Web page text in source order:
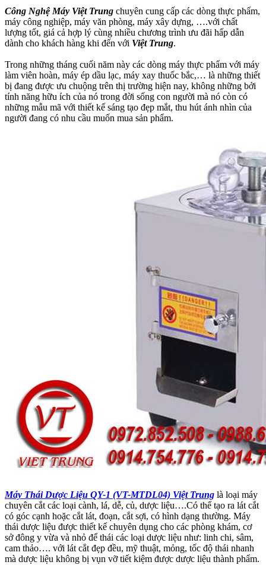
Công Nghệ Máy Việt Trung chuyên cung cấp các dòng thực phẩm,
máy công nghiệp, máy văn phòng, máy xây dựng, ….với chất
lượng tốt, giá cả hợp lý cùng nhiều chương trình ưu đãi hấp dẫn
dành cho khách hàng khi đến với Việt Trung.
Trong những tháng cuối năm này các dòng máy thực phẩm với máy
làm viên hoàn, máy ép dầu lạc, máy xay thuốc bắc,… là những thiết
bị đang được ưu chuộng trên thị trường hiện nay, không những bởi
tính năng hữu ích của nó trong đời sống con người mà nó còn có
những mẫu mã với thiết kế sáng tạo đẹp mắt, thu hút ánh nhìn của
người đang có nhu cầu muốn mua sản phẩm.
Máy Thái Dược Liệu QY-1 (VT-MTDL04) Việt Trung là loại máy
chuyên cắt các loại cành, lá, dễ, củ, dược liệu….Có thể tạo ra lát cắt
có góc cạnh hoặc cắt lát, đoạn, cắt sợi, có hình dạng thường. Máy
thái dược liệu được thiết kế chuyên dụng cho các phòng khám, cơ
sở đông y vừa và nhỏ để thái các loại dược liệu như: linh chi, sâm,
cam thảo…. với lát cắt đẹp đều, mỹ thuật, mỏng, tốc độ thái nhanh
mà dược liệu không bị vụn vỡ tiết kiệm được dược liệu thành phẩm.